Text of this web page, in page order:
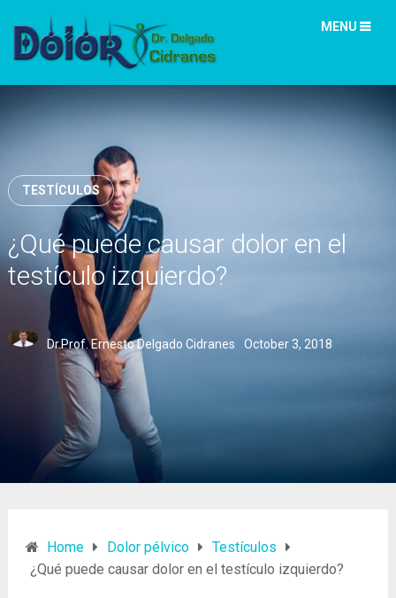
MENU
TESTÍCULOS
¿Qué puede causar dolor en el
testículo izquierdo?
Dr.Prof. Ernesto Delgado Cidranes October 3, 2018
Home Dolor pélvico
Testículos
¿Qué puede causar dolor en el testículo izquierdo?